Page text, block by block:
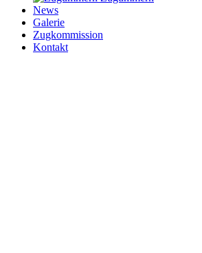
News
Galerie
Zugkommission
Kontakt